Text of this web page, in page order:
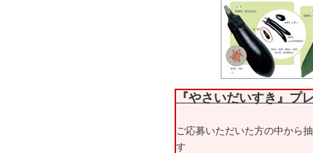
『やさいだいすき』プ
ご応募いただいた方の中から
す